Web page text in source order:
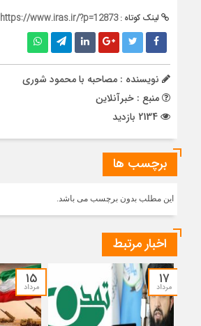
لینک کوتاه :https://www.iras.ir/?p=12873
نویسنده : مصاحبه با محمود شوری
منبع : خبرآنلاین
برچسب ها
این مطلب بدون برچسب می باشد.
اخبار مرتبط
۱۷
مرداد ۱۵
مرداد